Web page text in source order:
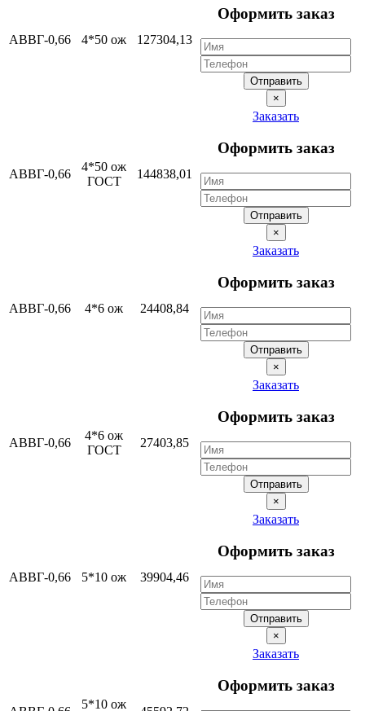
АВВГ-0,66 4*50 ож 127304,13
Оформить заказ
Отправить
×
АВВГ-0,66
4*50 ож
ГОСТ
144838,01
Заказать
Оформить заказ
Отправить
×
АВВГ-0,66 4*6 ож 24408,84
Заказать
Оформить заказ
Отправить
×
АВВГ-0,66
4*6 ож
ГОСТ
27403,85
Заказать
Оформить заказ
Отправить
×
АВВГ-0,66 5*10 ож 39904,46
Заказать
Оформить заказ
Отправить
×
5*10 ож
Заказать
Оформить заказ